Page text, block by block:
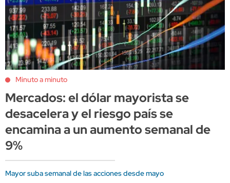
Minuto a minuto
Mercados: el dólar mayorista se
desacelera y el riesgo país se
encamina a un aumento semanal de
9%
Mayor suba semanal de las acciones desde mayo